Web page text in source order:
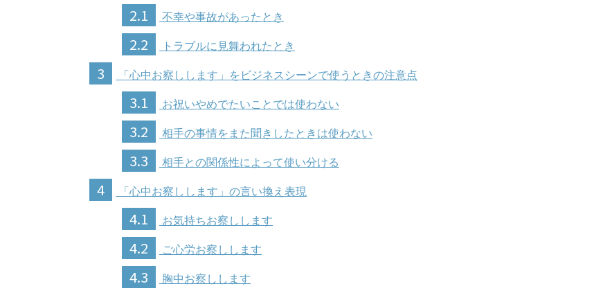
2.1 不幸や事故があったとき
2.2 トラブルに見舞われたとき
3 「心中お察しします」をビジネスシーンで使うときの注意点
3.1 お祝いやめでたいことでは使わない
3.2 相手の事情をまた聞きしたときは使わない
3.3 相手との関係性によって使い分ける
4 「心中お察しします」の言い換え表現
4.1 お気持ちお察しします
4.2 ご心労お察しします
4.3 胸中お察しします